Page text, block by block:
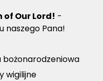
of Our Lord! -
naszego Pana!
bożonarodzeniowa
wigilijne